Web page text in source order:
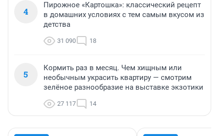
4
Пирожное «Картошка»: классический рецепт
в домашних условиях с тем самым вкусом из
детства
31 090 18
5
Кормить раз в месяц. Чем хищным или
необычным украсить квартиру — смотрим
зелёное разнообразие на выставке экзотики
27 117 14